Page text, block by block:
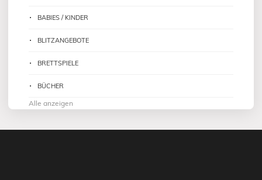
BABIES / KINDER
BLITZANGEBOTE
BRETTSPIELE
BÜCHER
Alle anzeigen